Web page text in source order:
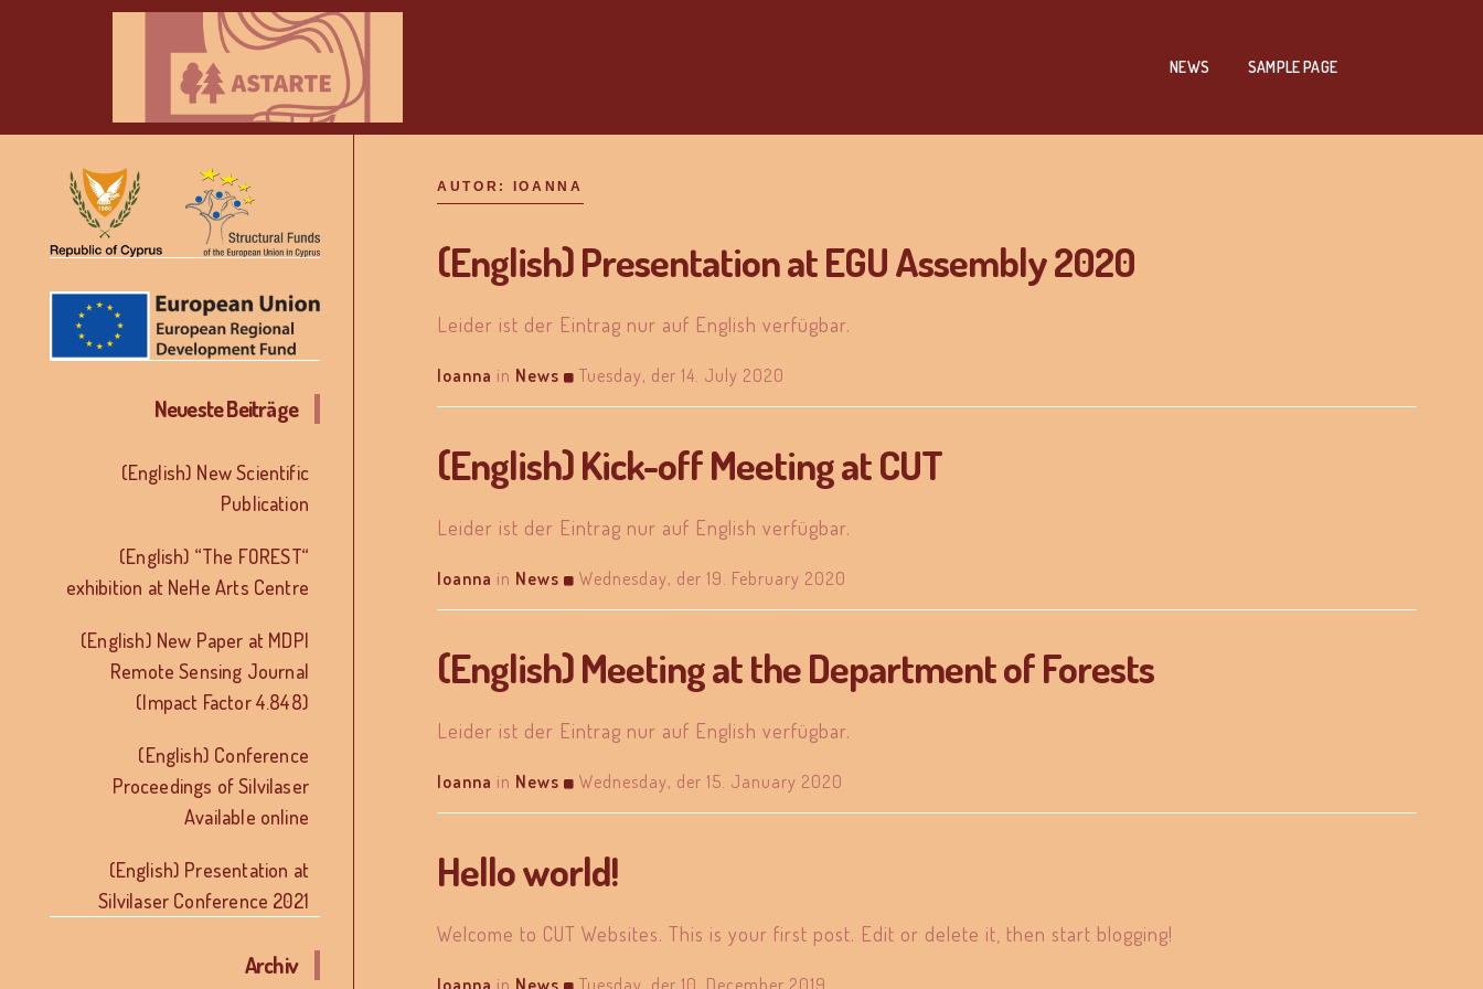
NEWS SAMPLE PAGE
Neueste Beiträge
(English) New Scientific
Publication
(English) “The FOREST“
exhibition at NeHe Arts Centre
(English) New Paper at MDPI
Remote Sensing Journal
(Impact Factor 4.848)
(English) Conference
Proceedings of Silvilaser
Available online
(English) Presentation at
Silvilaser Conference 2021
Archiv
AUTOR: IOANNA
(English) Presentation at EGU Assembly 2020
Leider ist der Eintrag nur auf English verfügbar.
Ioanna in News Tuesday, der 14. July 2020
(English) Kick-off Meeting at CUT
Leider ist der Eintrag nur auf English verfügbar.
Ioanna in News Wednesday, der 19. February 2020
(English) Meeting at the Department of Forests
Leider ist der Eintrag nur auf English verfügbar.
Ioanna in News Wednesday, der 15. January 2020
Hello world!
Welcome to CUT Websites. This is your first post. Edit or delete it, then start blogging!
Ioanna in News Tuesday, der 10. December 2019